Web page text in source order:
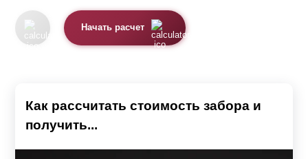
Начать расчет
Как рассчитать стоимость забора и
получить...